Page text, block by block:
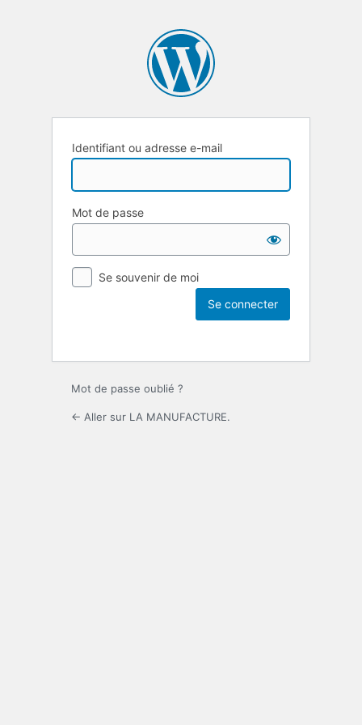
Identifiant ou adresse e-mail
Mot de passe
Se souvenir de moi
Mot de passe oublié ?
← Aller sur LA MANUFACTURE.